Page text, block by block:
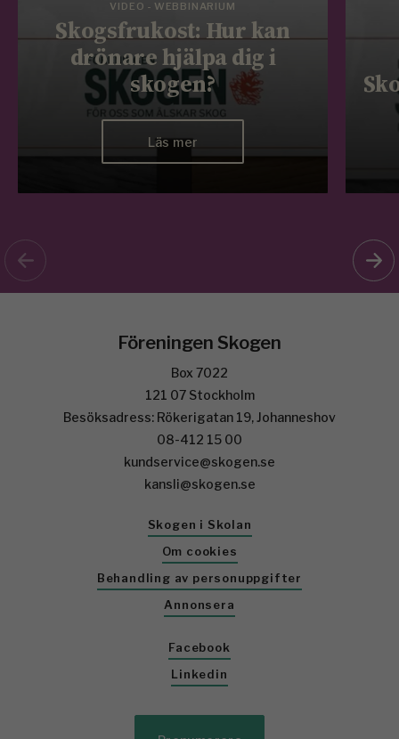
VIDEO - WEBBINARIUM
Skogsfrukost: Hur kan
drönare hjälpa dig i
skogen?
Läs mer
Föreningen Skogen
Box 7022
121 07 Stockholm
Besöksadress: Rökerigatan 19, Johanneshov
08-412 15 00
kundservice@skogen.se
kansli@skogen.se
Skogen i Skolan
Om cookies
Behandling av personuppgifter
Annonsera
Facebook
Linkedin